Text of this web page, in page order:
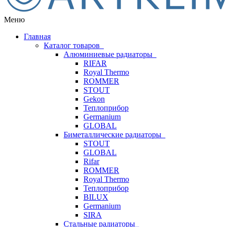
Меню
Главная
Каталог товаров
Алюминиевые радиаторы
RIFAR
Royal Thermo
ROMMER
STOUT
Gekon
Теплоприбор
Germanium
GLOBAL
Биметаллические радиаторы
STOUT
GLOBAL
Rifar
ROMMER
Royal Thermo
Теплоприбор
BILUX
Germanium
SIRA
Стальные радиаторы